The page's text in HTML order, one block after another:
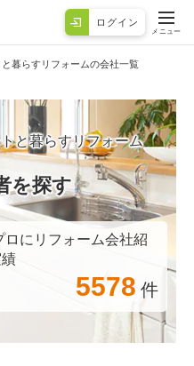
ログイン
メニュー
暮らすリフォームの会社一覧
と暮らすリフォーム
を探す
ロにリフォーム会社紹
5578 件